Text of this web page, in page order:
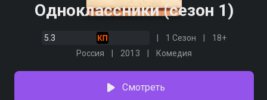
Одноклассники (сезон 1)
5.3 1 Сезон
18+
Россия
2013 Комедия
Смотреть